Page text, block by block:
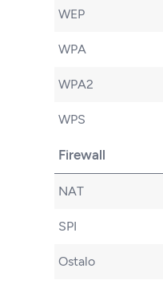
WEP
WPA
WPA2
WPS
Firewall
NAT
SPI
Ostalo